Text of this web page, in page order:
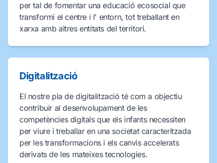
per tal de fomentar una educació ecosocial que
transformi el centre i l' entorn, tot treballant en
xarxa amb altres entitats del territori.
Digitalització
El nostre pla de digitalització té com a objectiu
contribuir al desenvolupament de les
competències digitals que els infants necessiten
per viure i treballar en una societat caracteritzada
per les transformacions i els canvis accelerats
derivats de les mateixes tecnologies.